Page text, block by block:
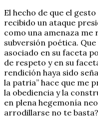
El hecho de que el
recibido un ataque
como una amenaza me
subversión poética.
asociado en su faceta
de respeto y en su
rendición haya sido
la patria” hace que me
la obediencia y la
en plena hegemonía
arrodillarse no te